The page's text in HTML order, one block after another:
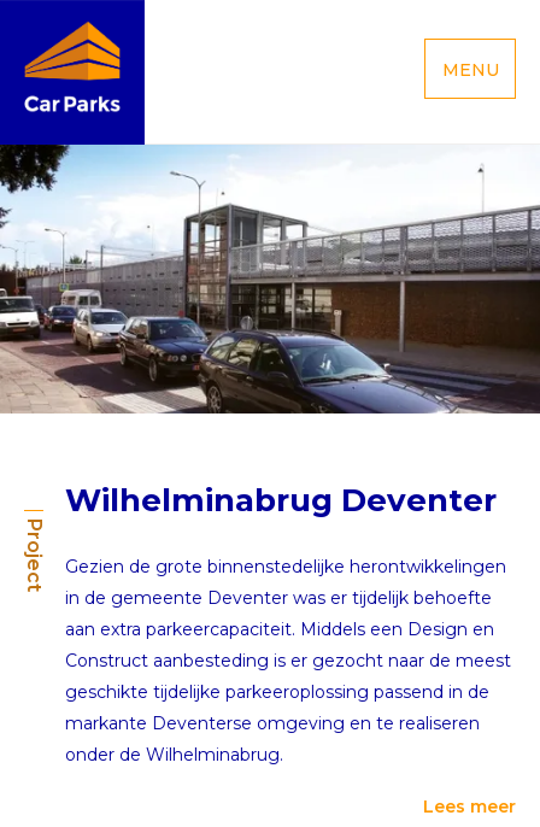
MENU
Project
Wilhelminabrug Deventer
Gezien de grote binnenstedelijke herontwikkelingen
in de gemeente Deventer was er tijdelijk behoefte
aan extra parkeercapaciteit. Middels een Design en
Construct aanbesteding is er gezocht naar de meest
geschikte tijdelijke parkeeroplossing passend in de
markante Deventerse omgeving en te realiseren
onder de Wilhelminabrug.
Lees meer